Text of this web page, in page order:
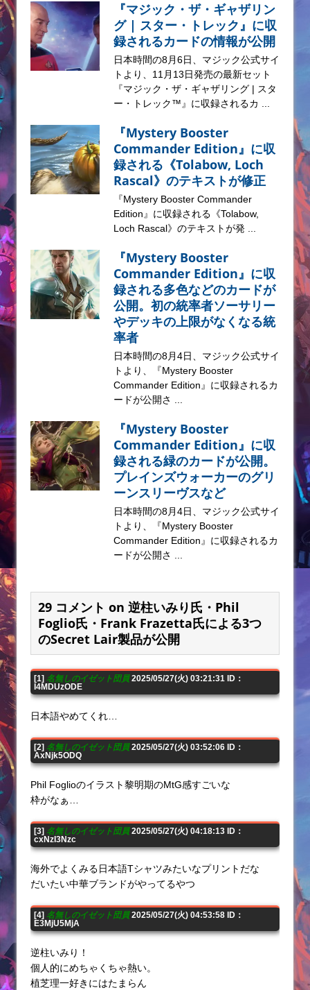
『マジック・ザ・ギャザリン
グ | スター・トレック』に収
録されるカードの情報が公開
日本時間の8月6日、マジック公式サイ
トより、11月13日発売の最新セット
『マジック・ザ・ギャザリング | スタ
ー・トレック™』に収録されるカ ...
『Mystery Booster
Commander Edition』に収
録される《Tolabow, Loch
Rascal》のテキストが修正
『Mystery Booster Commander
Edition』に収録される《Tolabow,
Loch Rascal》のテキストが発 ...
『Mystery Booster
Commander Edition』に収
録される多色などのカードが
公開。初の統率者ソーサリー
やデッキの上限がなくなる統
率者
日本時間の8月4日、マジック公式サイ
トより、『Mystery Booster
Commander Edition』に収録されるカ
ードが公開さ ...
『Mystery Booster
Commander Edition』に収
録される緑のカードが公開。
プレインズウォーカーのグリ
ーンスリーヴスなど
日本時間の8月4日、マジック公式サイ
トより、『Mystery Booster
Commander Edition』に収録されるカ
ードが公開さ ...
29 コメント on 逆柱いみり氏・Phil
Foglio氏・Frank Frazetta氏による3つ
のSecret Lair製品が公開
[1] 名無しのイゼット団員2025/05/27(火) 03:21:31 ID：
I4MDUzODE
日本語やめてくれ…
[2] 名無しのイゼット団員2025/05/27(火) 03:52:06 ID：
AxNjk5ODQ
Phil Foglioのイラスト黎明期のMtG感すごいな
枠がなぁ…
[3] 名無しのイゼット団員2025/05/27(火) 04:18:13 ID：
cxNzI3Nzc
海外でよくみる日本語Tシャツみたいなプリントだな
だいたい中華ブランドがやってるやつ
[4] 名無しのイゼット団員2025/05/27(火) 04:53:58 ID：
E3MjU5MjA
逆柱いみり！
個人的にめちゃくちゃ熱い。
植芝理一好きにはたまらん